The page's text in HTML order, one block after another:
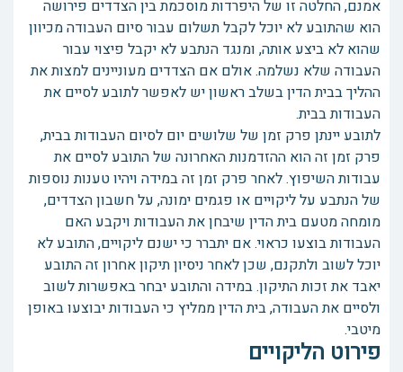
אמנם, החלטה זו של היפרדות מוסכמת בין הצדדים פירושה
הוא שהתובע לא יוכל לקבל תשלום עבור סיום העבודה מכיוון
שהוא לא ביצע אותה, ומנגד הנתבע לא יקבל פיצוי עבור
העבודה שלא נשלמה. אולם אם הצדדים מעוניינים למצות את
ההליך בבית הדין בשלב ראשון יש לאפשר לתובע לסיים את
העבודות בבית.
לתובע יינתן פרק זמן של שלושים יום לסיום העבודות בבית,
פרק זמן זה הוא ההזדמנות האחרונה של התובע לסיים את
עבודות השיפוץ. לאחר פרק זמן זה במידה ויהיו טענות נוספות
של הנתבע על ליקויים או פגמים ימונה, על חשבון הצדדים,
מומחה מטעם בית הדין שיבחן את העבודות ויקבע האם
העבודות בוצעו כראוי. אם יתברר כי ישנם ליקויים, התובע לא
יוכל לשוב ולתקנם, שכן לאחר ניסיון תיקון אחרון זה התובע
יאבד את זכות התיקון. במידה והתובע יבחר באפשרות לשוב
ולסיים את העבודה, בית הדין ממליץ כי העבודות יבוצעו באופן
מיטבי.
פירוט הליקויים